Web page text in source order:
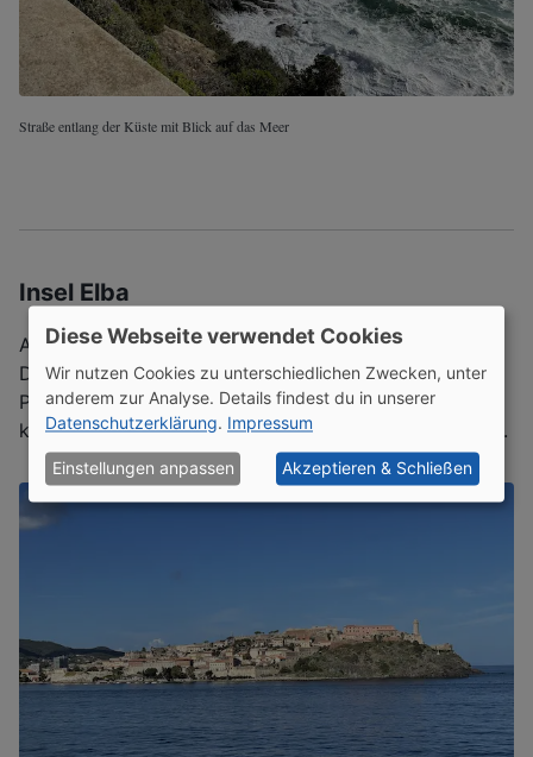
Straße entlang der Küste mit Blick auf das Meer
Insel Elba
Am nächsten Tag sind wir auf die Insel Elba gefahren.
Die Überfahrt haben wir von Piombino nach
Portoferraio gemacht. Kurz vor der Ankunft auf Elba
konnten wir bereits die Residenz von Napoleon sehen.
Diese Webseite verwendet Cookies
Wir nutzen Cookies zu unterschiedlichen Zwecken, unter
anderem zur Analyse. Details findest du in unserer
Datenschutzerklärung. Impressum
Einstellungen anpassen Akzeptieren & Schließen